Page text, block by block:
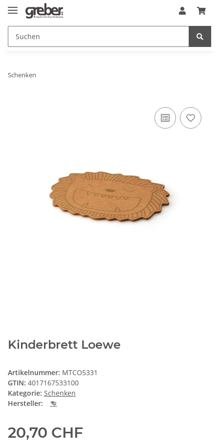
Schenken
Kinderbrett Loewe
Artikelnummer: MTCO5331
GTIN: 4017167533100
Kategorie: Schenken
Hersteller:
20,70 CHF